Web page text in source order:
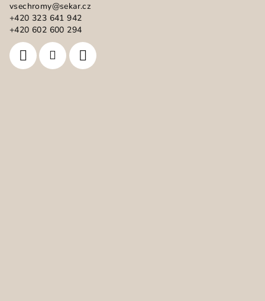
vsechromy@sekar.cz
+420 323 641 942
+420 602 600 294